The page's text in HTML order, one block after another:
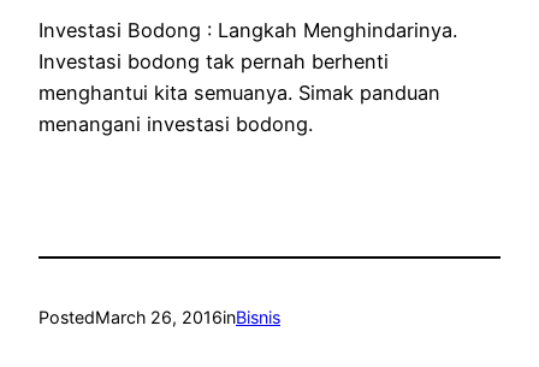
Investasi Bodong : Langkah Menghindarinya.
Investasi bodong tak pernah berhenti
menghantui kita semuanya. Simak panduan
menangani investasi bodong.
PostedMarch 26, 2016inBisnis